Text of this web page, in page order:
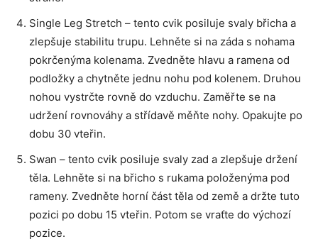
Single Leg Stretch – tento cvik posiluje svaly břicha a
zlepšuje stabilitu trupu. Lehněte si na záda s nohama
pokrčenýma kolenama. Zvedněte hlavu a ramena od
podložky a chytněte jednu nohu pod kolenem. Druhou
nohou vystrčte rovně do vzduchu. Zaměřte se na
udržení rovnováhy a střídavě měňte nohy. Opakujte po
dobu 30 vteřin.
Swan – tento cvik posiluje svaly zad a zlepšuje držení
těla. Lehněte si na břicho s rukama položenýma pod
rameny. Zvedněte horní část těla od země a držte tuto
pozici po dobu 15 vteřin. Potom se vraťte do výchozí
pozice.